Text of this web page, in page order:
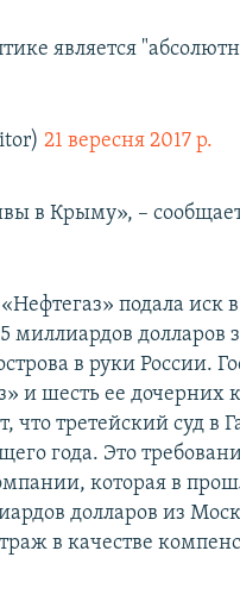
является
21 вересня 2017 р.
в Крыму», –
подала иск
миллиардов долларов
в руки России.
и шесть ее дочерних
третейский суд в
года. Это
которая в
долларов из
в качестве